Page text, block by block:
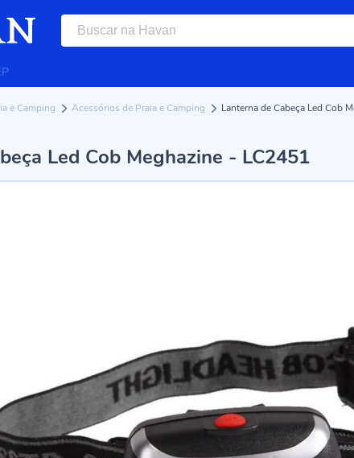
e Camping Acessórios de Praia e Camping Lanterna de Cabeça Led Cob
Led Cob Meghazine - LC2451